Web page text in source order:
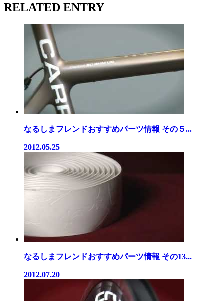
RELATED ENTRY
なるしまフレンドおすすめパーツ情報 その５...
2012.05.25
なるしまフレンドおすすめパーツ情報 その13...
2012.07.20